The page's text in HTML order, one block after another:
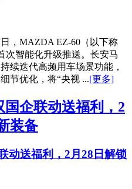
，MAZDA EZ-60（以下称
次智能化升级推送。长安马
续迭代高频用车场景功能，
节优化，将“央视 ...[更多]
动送福利，2月28日解锁